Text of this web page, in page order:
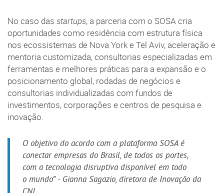
No caso das startups, a parceria com o SOSA cria
oportunidades como residência com estrutura física
nos ecossistemas de Nova York e Tel Aviv, aceleração e
mentoria customizada, consultorias especializadas em
ferramentas e melhores práticas para a expansão e o
posicionamento global, rodadas de negócios e
consultorias individualizadas com fundos de
investimentos, corporações e centros de pesquisa e
inovação.
O objetivo do acordo com a plataforma SOSA é
conectar empresas do Brasil, de todos os portes,
com a tecnologia disruptiva disponível em todo
o mundo” - Gianna Sagazio, diretora de Inovação da